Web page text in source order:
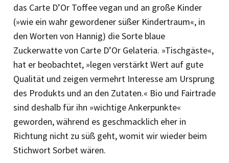
das Carte D’Or Toffee vegan und an große Kinder
(»wie ein wahr gewordener süßer Kindertraum«, in
den Worten von Hannig) die Sorte blaue
Zuckerwatte von Carte D’Or Gelateria. »Tischgäste«,
hat er beobachtet, »legen verstärkt Wert auf gute
Qualität und zeigen vermehrt Interesse am Ursprung
des Produkts und an den Zutaten.« Bio und Fairtrade
sind deshalb für ihn »wichtige Ankerpunkte«
geworden, während es geschmacklich eher in
Richtung nicht zu süß geht, womit wir wieder beim
Stichwort Sorbet wären.